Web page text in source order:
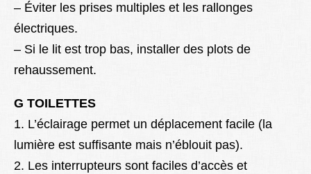
– Éviter les prises multiples et les rallonges
électriques.
– Si le lit est trop bas, installer des plots de
rehaussement.
G TOILETTES
1. L’éclairage permet un déplacement facile (la
lumière est suffisante mais n’éblouit pas).
2. Les interrupteurs sont faciles d’accès et